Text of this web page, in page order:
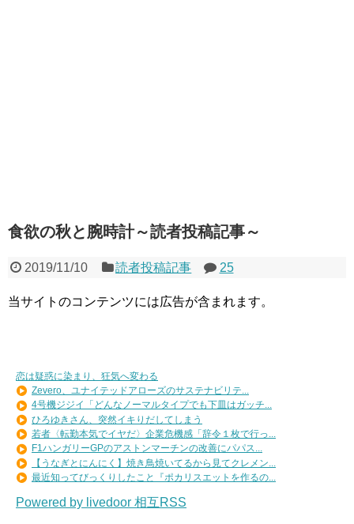
食欲の秋と腕時計～読者投稿記事～
2019/11/10 読者投稿記事 25
当サイトのコンテンツには広告が含まれます。
恋は疑惑に染まり、狂気へ変わる
Zevero、ユナイテッドアローズのサステナビリテ...
4号機ジジイ「どんなノーマルタイプでも下皿はガッチ...
ひろゆきさん、突然イキりだしてしまう
若者〈転勤本気でイヤだ〉企業危機感「辞令１枚で行っ...
F1ハンガリーGPのアストンマーチンの改善にパパス...
【うなぎとにんにく】焼き鳥焼いてるから見てクレメン...
最近知ってびっくりしたこと『ポカリスエットを作るの...
Powered by livedoor 相互RSS